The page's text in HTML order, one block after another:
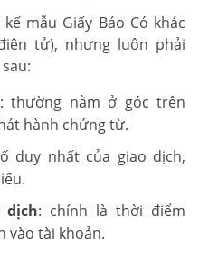
mẫu Giấy Báo Có khác
tử), nhưng luôn phải
: thường nằm ở góc trên
hành chứng từ.
duy nhất của giao dịch,
dịch: chính là thời điểm
vào tài khoản.